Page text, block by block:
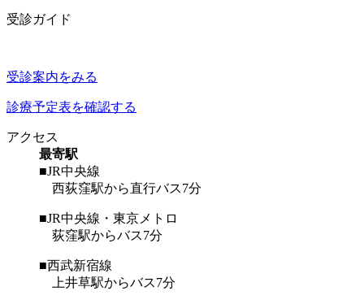
受診ガイド
受診案内をみる
診療予定表を確認する
アクセス
最寄駅
■JR中央線
西荻窪駅から直行バス7分
■JR中央線・東京メトロ
荻窪駅からバス7分
■西武新宿線
上井草駅からバス7分